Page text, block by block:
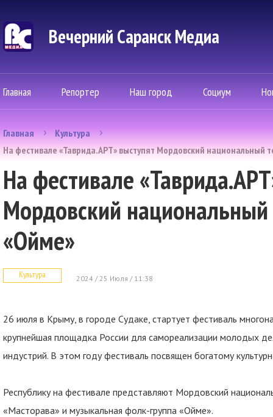
Вечерний Саранск Mедиа
Главная Репортер Наш город Социум
Главная
Культура
На фестивале «Таврида.АРТ» выступят Мордовский национальный
На фестивале
Мордовский национальный
«Oймe»
Культура 2024 / 25 Июля / 11:38
26 июля в Крыму, в городе Судаке, стартует фестиваль
крупнейшая площадка России для самореализации молодых
индустрий. В этом году фестиваль посвящен богатому
Республику на фестивале представляют Мордовский
«Масторава» и музыкальная фолк-группа «Oймe».